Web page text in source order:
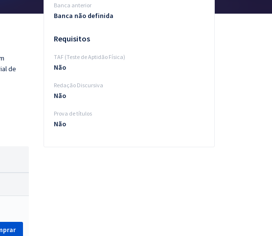
de
Banca anterior
Banca não definida
Requisitos
TAF (Teste de Aptidão Física)
Não
Redação Discursiva
Não
Prova de títulos
Não